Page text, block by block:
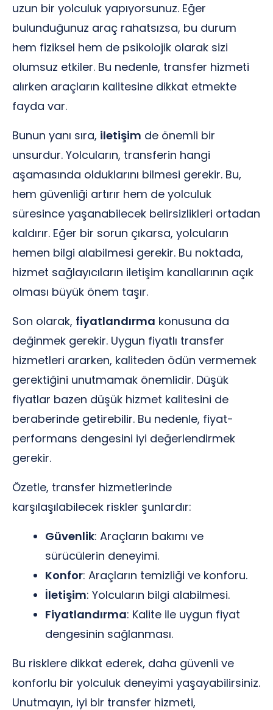
uzun bir yolculuk yapıyorsunuz. Eğer
bulunduğunuz araç rahatsızsa, bu durum
hem fiziksel hem de psikolojik olarak sizi
olumsuz etkiler. Bu nedenle, transfer hizmeti
alırken araçların kalitesine dikkat etmekte
fayda var.
Bunun yanı sıra, iletişim de önemli bir
unsurdur. Yolcuların, transferin hangi
aşamasında olduklarını bilmesi gerekir. Bu,
hem güvenliği artırır hem de yolculuk
süresince yaşanabilecek belirsizlikleri ortadan
kaldırır. Eğer bir sorun çıkarsa, yolcuların
hemen bilgi alabilmesi gerekir. Bu noktada,
hizmet sağlayıcıların iletişim kanallarının açık
olması büyük önem taşır.
Son olarak, fiyatlandırma konusuna da
değinmek gerekir. Uygun fiyatlı transfer
hizmetleri ararken, kaliteden ödün vermemek
gerektiğini unutmamak önemlidir. Düşük
fiyatlar bazen düşük hizmet kalitesini de
beraberinde getirebilir. Bu nedenle, fiyat-
performans dengesini iyi değerlendirmek
gerekir.
Özetle, transfer hizmetlerinde
karşılaşılabilecek riskler şunlardır:
Güvenlik: Araçların bakımı ve
sürücülerin deneyimi.
Konfor: Araçların temizliği ve konforu.
İletişim: Yolcuların bilgi alabilmesi.
Fiyatlandırma: Kalite ile uygun fiyat
dengesinin sağlanması.
Bu risklere dikkat ederek, daha güvenli ve
konforlu bir yolculuk deneyimi yaşayabilirsiniz.
Unutmayın, iyi bir transfer hizmeti,